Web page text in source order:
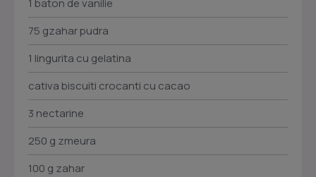
1 baton de vanilie
75 gzahar pudra
1 lingurita cu gelatina
cativa biscuiti crocanti cu cacao
3 nectarine
250 g zmeura
100 g zahar